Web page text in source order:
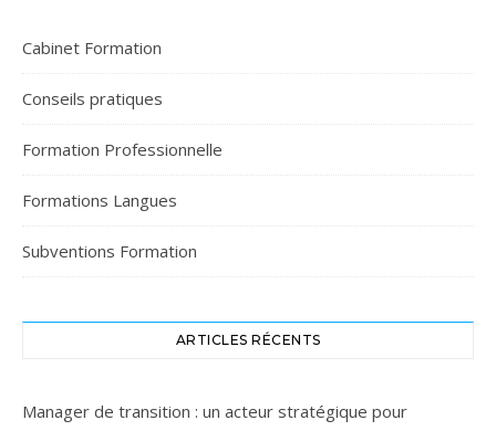
Cabinet Formation
Conseils pratiques
Formation Professionnelle
Formations Langues
Subventions Formation
ARTICLES RÉCENTS
Manager de transition : un acteur stratégique pour